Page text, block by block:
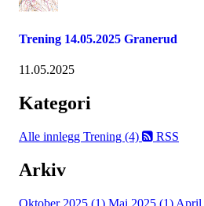
Trening 14.05.2025 Granerud
11.05.2025
Kategori
Alle innlegg Trening (4) RSS
Arkiv
Oktober 2025 (1) Mai 2025 (1) April